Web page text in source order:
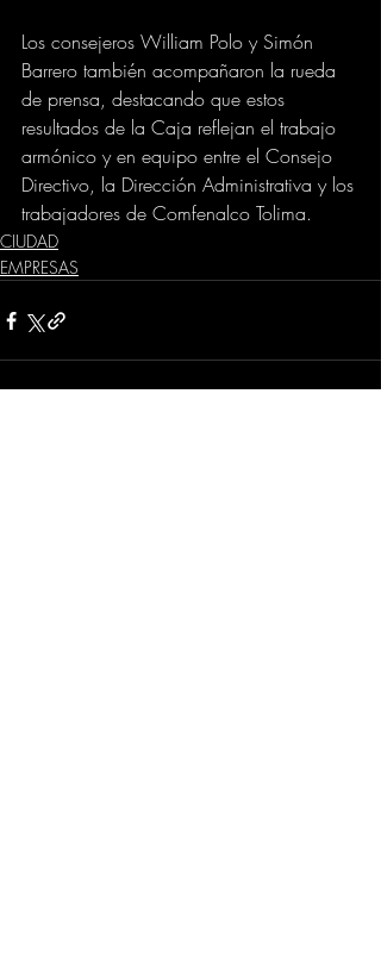
Los consejeros William Polo y Simón
Barrero también acompañaron la rueda
de prensa, destacando que estos
resultados de la Caja reflejan el trabajo
armónico y en equipo entre el Consejo
Directivo, la Dirección Administrativa y los
trabajadores de Comfenalco Tolima.
CIUDAD
EMPRESAS